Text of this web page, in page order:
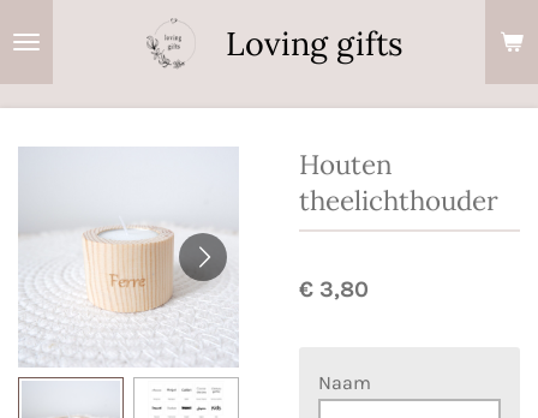
Loving gifts
Houten
theelichthouder
€ 3,80
Naam